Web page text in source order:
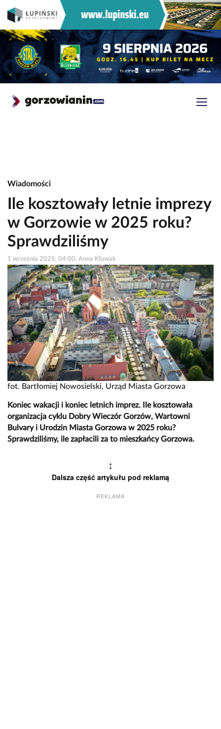
Wiadomości
Ile kosztowały letnie imprezy
w Gorzowie w 2025 roku?
Sprawdziliśmy
1 września 2025, 04:00, Anna Kluwak
fot. Bartłomiej Nowosielski, Urząd Miasta Gorzowa
Koniec wakacji i koniec letnich imprez. Ile kosztowała
organizacja cyklu Dobry Wieczór Gorzów, Wartowni
Bulvary i Urodzin Miasta Gorzowa w 2025 roku?
Sprawdziliśmy, ile zapłacili za to mieszkańcy Gorzowa.
↕
Dalsza część artykułu pod reklamą
REKLAMA